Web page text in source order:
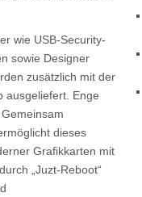
wie USB-Security-
sowie Designer
zusätzlich mit der
ausgeliefert. Enge
dieses
Grafikkarten mit
„Juzt-Reboot“